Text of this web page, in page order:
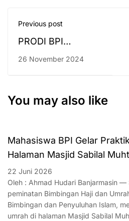
Previous post
PRODI BPI
MEMILIKI
PERTAMA
26 November 2024
You may also like
Mahasiswa BPI Gelar
Halaman Masjid Sabilal
22 Juni 2026
Oleh : Ahmad Hudari Banjarmasin
peminatan Bimbingan Haji dan
Bimbingan dan Penyuluhan Islam,
umrah di halaman Masjid Sabilal